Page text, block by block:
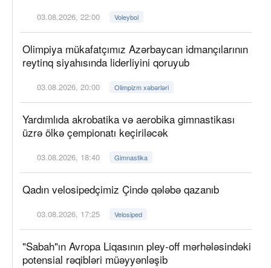
03.08.2026, 22:00 Voleybol
Olimpiya mükafatçımız Azərbaycan idmançılarının
reytinq siyahısında liderliyini qoruyub
03.08.2026, 20:00 Olimpizm xəbərləri
Yardımlıda akrobatika və aerobika gimnastikası
üzrə ölkə çempionatı keçiriləcək
03.08.2026, 18:40 Gimnastika
Qadın velosipedçimiz Çində qələbə qazanıb
03.08.2026, 17:25 Velosiped
"Sabah"ın Avropa Liqasının pley-off mərhələsindəki
potensial rəqibləri müəyyənləşib